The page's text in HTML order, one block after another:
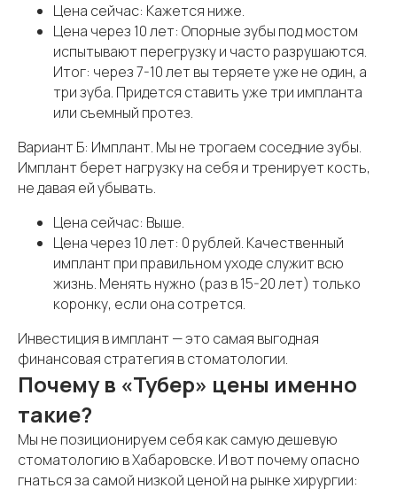
Цена сейчас: Кажется ниже.
Цена через 10 лет: Опорные зубы под мостом
испытывают перегрузку и часто разрушаются.
Итог: через 7-10 лет вы теряете уже не один, а
три зуба. Придется ставить уже три импланта
или съемный протез.
Вариант Б: Имплант. Мы не трогаем соседние зубы.
Имплант берет нагрузку на себя и тренирует кость,
не давая ей убывать.
Цена сейчас: Выше.
Цена через 10 лет: 0 рублей. Качественный
имплант при правильном уходе служит всю
жизнь. Менять нужно (раз в 15-20 лет) только
коронку, если она сотрется.
Инвестиция в имплант — это самая выгодная
финансовая стратегия в стоматологии.
Почему в «Тубер» цены именно
такие?
Мы не позиционируем себя как самую дешевую
стоматологию в Хабаровске. И вот почему опасно
гнаться за самой низкой ценой на рынке хирургии: